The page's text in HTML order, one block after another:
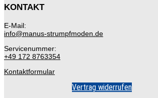
KONTAKT
E-Mail:
info@manus-strumpfmoden.de
Servicenummer:
+49 172 8763354
Kontaktformular
Vertrag widerrufen